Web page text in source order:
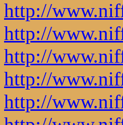
http://
http://
http://
http://
http://